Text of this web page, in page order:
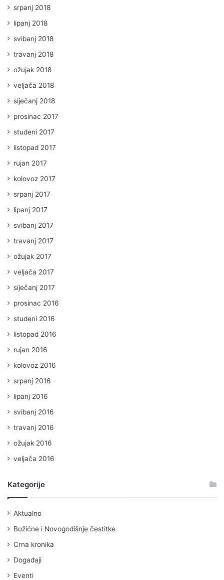
srpanj 2018
lipanj 2018
svibanj 2018
travanj 2018
ožujak 2018
veljača 2018
siječanj 2018
prosinac 2017
studeni 2017
listopad 2017
rujan 2017
kolovoz 2017
srpanj 2017
lipanj 2017
svibanj 2017
travanj 2017
ožujak 2017
veljača 2017
siječanj 2017
prosinac 2016
studeni 2016
listopad 2016
rujan 2016
kolovoz 2016
srpanj 2016
lipanj 2016
svibanj 2016
travanj 2016
ožujak 2016
veljača 2016
Kategorije
Aktualno
Božićne i Novogodišnje čestitke
Crna kronika
Događaji
Eventi